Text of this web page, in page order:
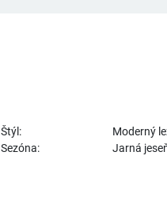
Štýl:
Moderný
Sezóna: Jarná